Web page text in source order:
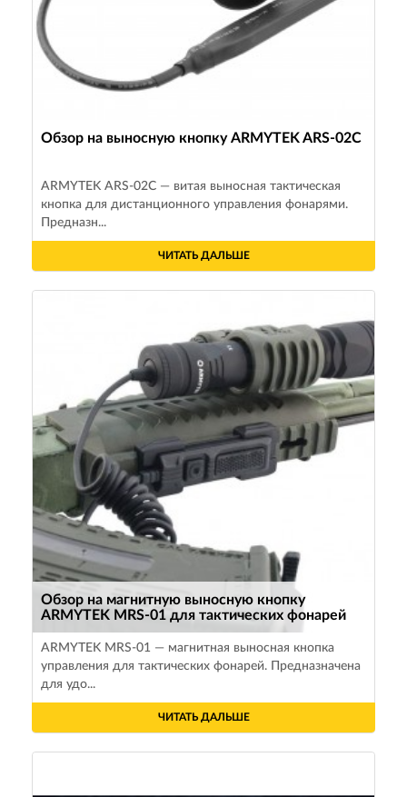
Обзор на выносную кнопку ARMYTEK ARS-02C
ARMYTEK ARS-02C — витая выносная тактическая
кнопка для дистанционного управления фонарями.
Предназн...
ЧИТАТЬ ДАЛЬШЕ
Обзор на магнитную выносную кнопку
ARMYTEK MRS-01 для тактических фонарей
ARMYTEK MRS-01 — магнитная выносная кнопка
управления для тактических фонарей. Предназначена
для удо...
ЧИТАТЬ ДАЛЬШЕ